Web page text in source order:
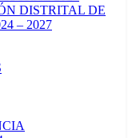
DISTRITAL DE
– 2027